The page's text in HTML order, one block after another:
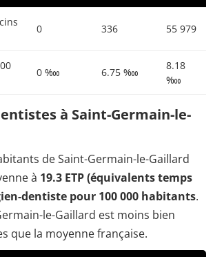
0 336 55 979
0 ‱ 6.75 ‱
8.18
‱
à Saint-Germain-le-
de Saint-Germain-le-Gaillard
à 19.3 ETP (équivalents temps
dentiste pour 100 000 habitants.
le-Gaillard est moins bien
que la moyenne française.